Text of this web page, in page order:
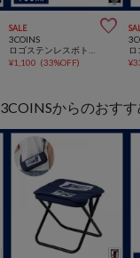
SALE 
3COINS
¥1,100 (33%OFF)
¥
3COINSからのおすす